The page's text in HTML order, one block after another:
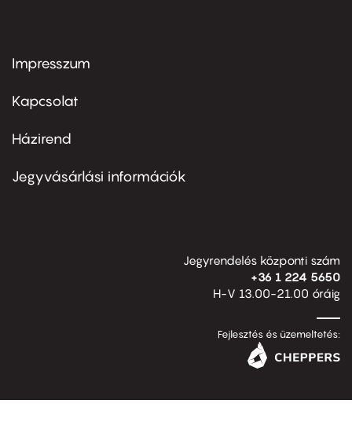
Footer
first
Impresszum
Kapcsolat
Footer
second
Házirend
Jegyvásárlási információk
Jegyrendelés központi szám
+36 1 224 5650
H-V 13.00-21.00 óráig
Fejlesztés és üzemeltetés: